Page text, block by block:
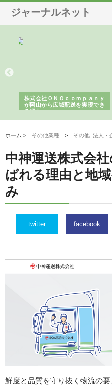
ジャーナルネット
株式会社ＯＮＯｃｏｍｐａｎｙ
が岡山から広域配送を実現でき
る理由
ホーム > その他業種 > その他_法人・
中神運送株式会
ばれる理由と地
み
twitter facebook
鮮度と品質を守り抜く物流の